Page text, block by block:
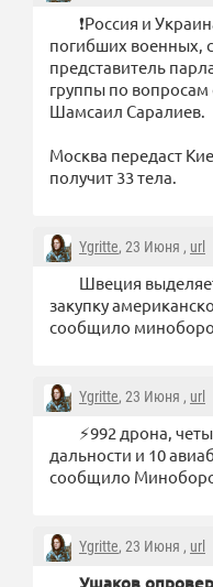
❗️Россия и
погибших военных,
представитель
группы по
Шамсаил Саралиев.
Москва передаст
получит 33 тела.
Ygritte, 23 Июня , url
Швеция
закупку
сообщило
Ygritte, 23 Июня , url
⚡️992 дрона,
дальности и 10
сообщило
Ygritte, 23 Июня , url
Ушаков